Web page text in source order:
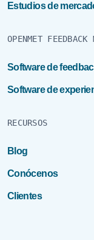
Estudios de
OPENMET FEEDBACK
Software de
Software de
RECURSOS
Blog
Conócenos
Clientes